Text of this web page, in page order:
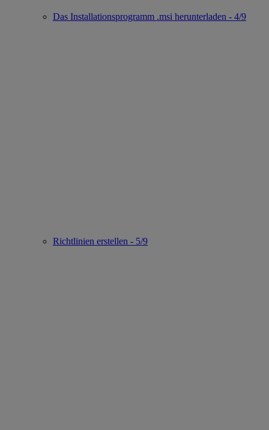
Das Installationsprogramm .msi herunterladen - 4/9
Richtlinien erstellen - 5/9